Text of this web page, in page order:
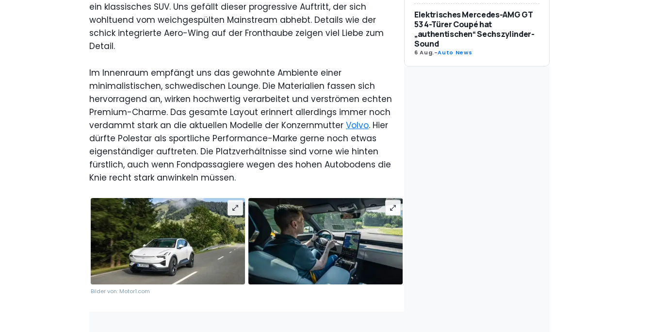
ein klassisches SUV. Uns gefällt dieser progressive Auftritt, der sich
wohltuend vom weichgespülten Mainstream abhebt. Details wie der
schick integrierte Aero-Wing auf der Fronthaube zeigen viel Liebe zum
Detail.
Im Innenraum empfängt uns das gewohnte Ambiente einer
minimalistischen, schwedischen Lounge. Die Materialien fassen sich
hervorragend an, wirken hochwertig verarbeitet und verströmen echten
Premium-Charme. Das gesamte Layout erinnert allerdings immer noch
verdammt stark an die aktuellen Modelle der Konzernmutter Volvo. Hier
dürfte Polestar als sportliche Performance-Marke gerne noch etwas
eigenständiger auftreten. Die Platzverhältnisse sind vorne wie hinten
fürstlich, auch wenn Fondpassagiere wegen des hohen Autobodens die
Knie recht stark anwinkeln müssen.
Bilder von: Motor1.com
Elektrisches Mercedes-AMG GT
53 4-Türer Coupé hat
„authentischen“ Sechszylinder-
Sound
6 Aug.-Auto News